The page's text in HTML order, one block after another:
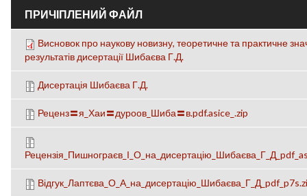
ПРИЧІПЛЕНИЙ ФАЙЛ
Висновок про наукову новизну, теоретичне та практичне
результатів дисертації Шибаєва Г.Д.
Дисертація Шибаєва Г.Д.
Реценз〓я_Хаи〓дуроов_Шиба〓в.pdf.asice_.zip